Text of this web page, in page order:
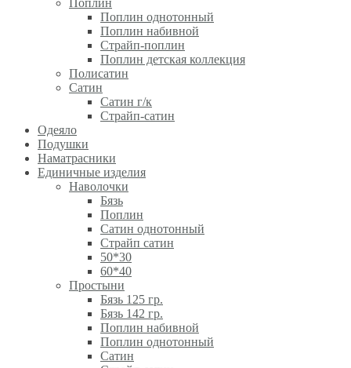
Поплин
Поплин однотонный
Поплин набивной
Страйп-поплин
Поплин детская коллекция
Полисатин
Сатин
Сатин г/к
Страйп-сатин
Одеяло
Подушки
Наматрасники
Единичные изделия
Наволочки
Бязь
Поплин
Сатин однотонный
Страйп сатин
50*30
60*40
Простыни
Бязь 125 гр.
Бязь 142 гр.
Поплин набивной
Поплин однотонный
Сатин